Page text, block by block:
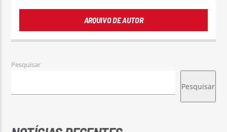
ARQUIVO DE AUTOR
Pesquisar
Pesquisar